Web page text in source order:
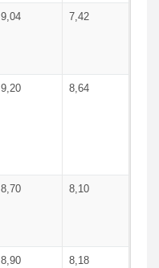
9,04 7,42
9,20 8,64
8,70 8,10
8,90 8,18